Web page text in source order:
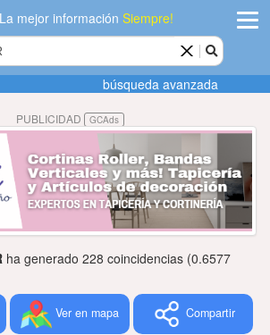
La mejor informaciónSiempre!
Agregar
empresa
Actualizar
datos
Publicidad
Tiendacores
búsqueda avanzada
PUBLICIDAD GCAds
ha generado 228 coincidencias (0.6577
Ver en mapa Compartir